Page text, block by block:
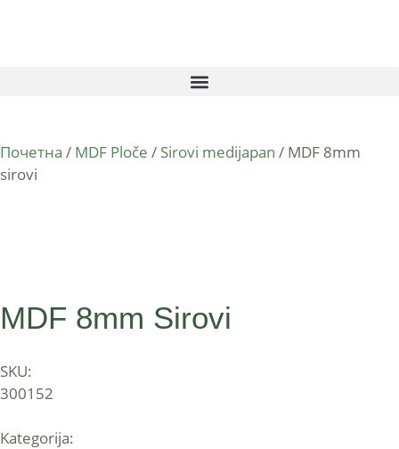
Почетна / MDF Ploče / Sirovi medijapan / MDF 8mm
sirovi
MDF 8mm Sirovi
SKU:
300152
Kategorija: